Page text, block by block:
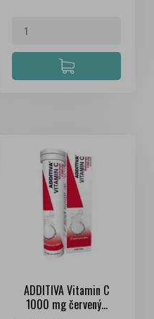
ADDITIVA Vitamin C
1000 mg červený...